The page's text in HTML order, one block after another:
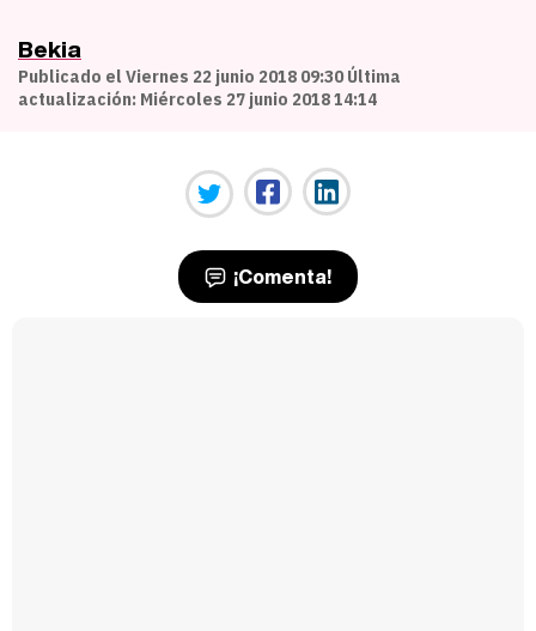
Bekia
Publicado el Viernes 22 junio 2018 09:30 Última
actualización: Miércoles 27 junio 2018 14:14
¡Comenta!